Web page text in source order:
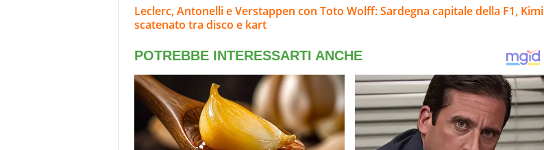
Leclerc, Antonelli e Verstappen con Toto Wolff: Sardegna capitale della F1, Kimi
scatenato tra disco e kart